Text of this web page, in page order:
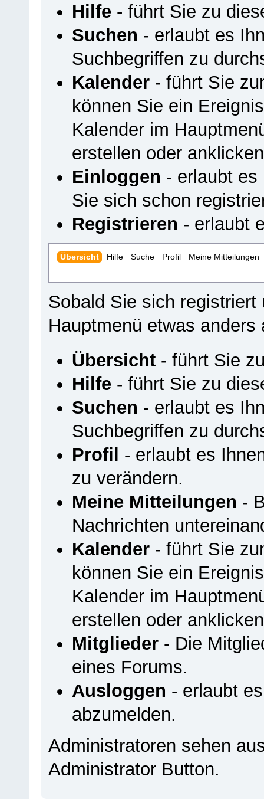
Hilfe- führt Sie zu
Suchen - erlaubt es
Suchbegriffen zu
Kalender- führt Sie
können Sie ein
Kalender im
erstellen oder
Einloggen - erlaubt es
Sie sich schon
Registrieren - erlaubt
Übersicht Hilfe Suche Profil Meine Mitteilungen
Sobald Sie sich
Hauptmenü etwas anders
Übersicht- führt Sie
Hilfe- führt Sie zu
Suchen - erlaubt es
Suchbegriffen zu
Profil - erlaubt es
zu verändern.
Meine Mitteilungen -
Nachrichten
Kalender- führt Sie
können Sie ein
Kalender im
erstellen oder
Mitglieder- Die
eines Forums.
Ausloggen - erlaubt
abzumelden.
Administratoren sehen
Administrator Button.